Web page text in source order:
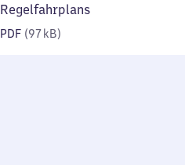
Regelfahrplans
PDF (97 kB)